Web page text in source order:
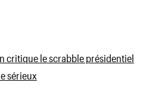
critique le scrabble présidentiel
sérieux